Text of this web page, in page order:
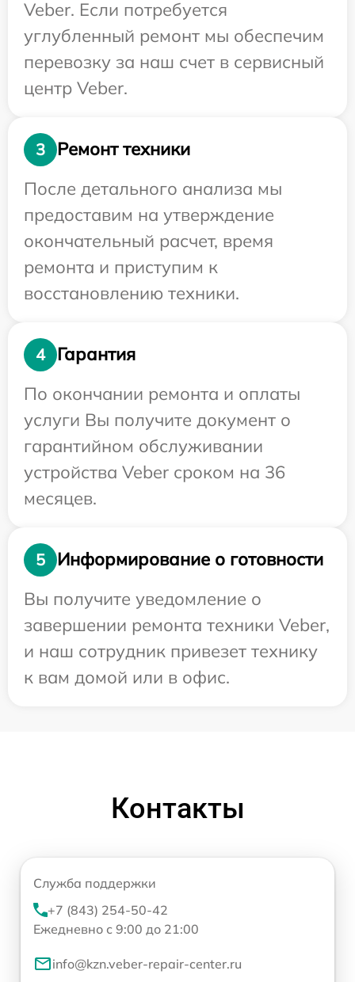
Veber. Если потребуется
углубленный ремонт мы обеспечим
перевозку за наш счет в сервисный
центр Veber.
3
Ремонт техники
После детального анализа мы
предоставим на утверждение
окончательный расчет, время
ремонта и приступим к
восстановлению техники.
4
Гарантия
По окончании ремонта и оплаты
услуги Вы получите документ о
гарантийном обслуживании
устройства Veber сроком на 36
месяцев.
5
Информирование о готовности
Вы получите уведомление о
завершении ремонта техники Veber,
и наш сотрудник привезет технику
к вам домой или в офис.
Контакты
Служба поддержки
+7 (843) 254-50-42
Ежедневно с 9:00 до 21:00
info@kzn.veber-repair-center.ru